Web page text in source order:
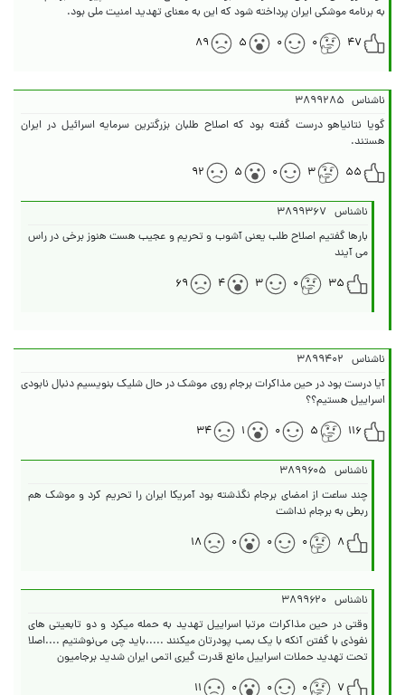
به برنامه موشکی ایران پرداخته شود که این به معنای تهدید امنیت ملی بود.
۴۷
۰ ۰ ۵ ۸۹
ناشناس ۳۸۹۹۲۸۵
گویا نتانیاهو درست گفته بود که اصلاح طلبان بزرگترین سرمایه اسرائیل در ایران
هستند.
۵۵
۳ ۰ ۵ ۹۲
ناشناس ۳۸۹۹۳۶۷
بارها گفتیم اصلاح طلب یعنی آشوب و تحریم و عجیب هست هنوز برخی در راس
می آیند
۳۵
۰ ۳ ۴ ۶۹
ناشناس ۳۸۹۹۴۰۲
آیا درست بود در حین مذاکرات برجام روی موشک در حال شلیک بنویسیم دنبال نابودی
اسراییل هستیم؟؟
۱۱۶
۵ ۰ ۱ ۳۴
ناشناس ۳۸۹۹۶۰۵
چند ساعت از امضای برجام نگذشته بود آمریکا ایران را تحریم کرد و موشک هم
ربطی به برجام نداشت
۸
۰ ۰ ۰ ۱۸
ناشناس ۳۸۹۹۶۲۰
وقتی در حین مذاکرات مرتبا اسراییل تهدید به حمله میکرد و دو تابعیتی های
نفوذی با گفتن آنکه با یک بمب پودرتان میکنند .....باید چی می‌نوشتیم ....اصلا
تحت تهدید حملات اسراییل مانع قدرت گیری اتمی ایران شدید برجامیون
۷
۰ ۰ ۰ ۱۱